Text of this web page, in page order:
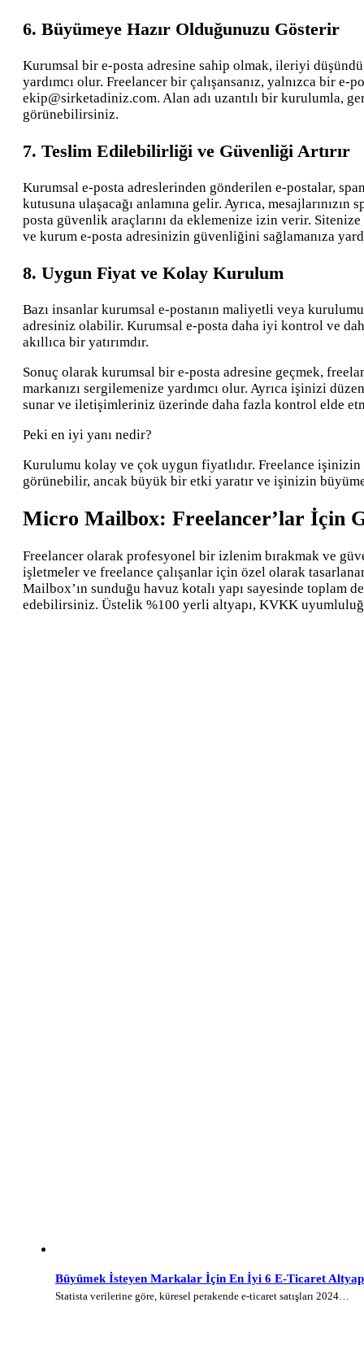
6. Büyümeye Hazır Olduğunuzu Gösterir
Kurumsal bir e-posta adresine sahip olmak, ileriyi
yardımcı olur. Freelancer bir çalışansanız, yalnızca bir
ekip@sirketadiniz.com. Alan adı uzantılı bir kurulumla,
görünebilirsiniz.
7. Teslim Edilebilirliği ve Güvenliği Artırır
Kurumsal e-posta adreslerinden gönderilen e-postalar,
kutusuna ulaşacağı anlamına gelir. Ayrıca,
posta güvenlik araçlarını da eklemenize izin verir.
ve kurum e-posta adresinizin güvenliğini sağlamanıza
8. Uygun Fiyat ve Kolay Kurulum
Bazı insanlar kurumsal e-postanın maliyetli veya
adresiniz olabilir. Kurumsal e-posta daha iyi kontrol ve
akıllıca bir yatırımdır.
Sonuç olarak kurumsal bir e-posta adresine geçmek,
markanızı sergilemenize yardımcı olur. Ayrıca işinizi
sunar ve iletişimleriniz üzerinde daha fazla kontrol elde
Peki en iyi yanı nedir?
Kurulumu kolay ve çok uygun fiyatlıdır. Freelance işinizin
görünebilir, ancak büyük bir etki yaratır ve işinizin
Micro Mailbox: Freelancer’lar İçin
Freelancer olarak profesyonel bir izlenim bırakmak ve
işletmeler ve freelance çalışanlar için özel olarak
Mailbox’ın sunduğu havuz kotalı yapı sayesinde toplam
edebilirsiniz. Üstelik %100 yerli altyapı, KVKK
Büyümek İsteyen Markalar İçin En İyi 6 E-Ticaret
Statista verilerine göre, küresel perakende e-ticaret satışları 2024…